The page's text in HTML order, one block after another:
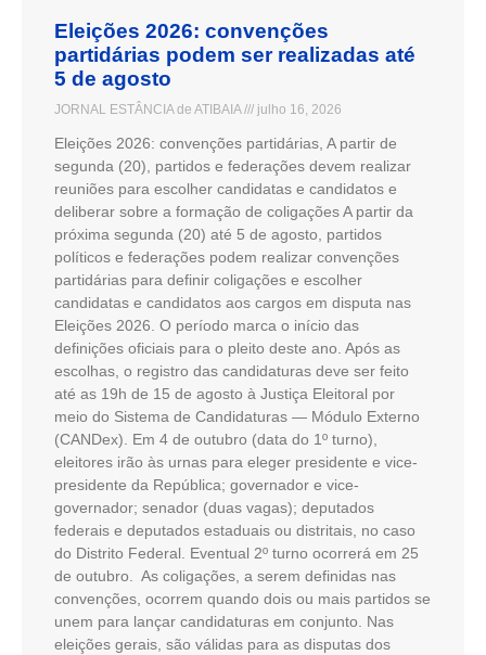
Eleições 2026: convenções
partidárias podem ser realizadas até
5 de agosto
JORNAL ESTÂNCIA de ATIBAIA julho 16, 2026
Eleições 2026: convenções partidárias, A partir de
segunda (20), partidos e federações devem realizar
reuniões para escolher candidatas e candidatos e
deliberar sobre a formação de coligações A partir da
próxima segunda (20) até 5 de agosto, partidos
políticos e federações podem realizar convenções
partidárias para definir coligações e escolher
candidatas e candidatos aos cargos em disputa nas
Eleições 2026. O período marca o início das
definições oficiais para o pleito deste ano. Após as
escolhas, o registro das candidaturas deve ser feito
até as 19h de 15 de agosto à Justiça Eleitoral por
meio do Sistema de Candidaturas — Módulo Externo
(CANDex). Em 4 de outubro (data do 1º turno),
eleitores irão às urnas para eleger presidente e vice-
presidente da República; governador e vice-
governador; senador (duas vagas); deputados
federais e deputados estaduais ou distritais, no caso
do Distrito Federal. Eventual 2º turno ocorrerá em 25
de outubro. As coligações, a serem definidas nas
convenções, ocorrem quando dois ou mais partidos se
unem para lançar candidaturas em conjunto. Nas
eleições gerais, são válidas para as disputas dos